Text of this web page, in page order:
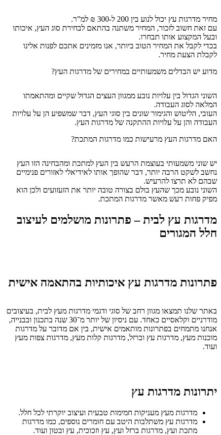
מחיר מדרגות עץ יכול לנוע בין 200 ל-300 ₪ למ”ר.
עם זאת חשוב לזכור, המחיר משתנה בהתאם לבחירת סוג העץ, איכותו
ובעל המקצוע אותו תבחרו.
בכדי לקבל את המחיר הטוב ביותר, אנו מזמינים אתכם לפנות אלינו
לקבלת הצעת מחיר.
מדוע יש הבדלים משמעותיים במחירים של מדרגות העץ?
השוני הגדול בין עלויות נובע ממגוון העצים הגדול שקיים ומהתאמתו
המלאה לסוג העבודה.
העובי, הליטוש והגימור שונים בין סוגי העץ, דבר שמשפיע הן על עלויות
העבודה והן על עלויות ההתקנה של מדרגות העץ.
האם מדרגות העץ מרעישות כמו מדרגות המתכת?
יש שוני משמעותי בעוצמת הרעש בין העץ למתכת ומהבחינה הזו העץ
נחשב לשקט הרבה יותר, דבר שהופך אותו לאידיאלי לאזורים פנימיים
שבהם לא תרצו להרעיש.
השוני נובע מכך שהעץ בולם בצורה טובה יותר את הזעזועים ולכן הוא
מפיק פחות רעש מאשר מדרגות המתכת.
מדרגות עץ לבית – פתרונות מושלמים לעיצוב
חלל המגורים
פתרונות מדרגות עץ איכותיות בהתאמה אישית
באתר שלנו תמצאו מגוון רחב של סוגי ודגמי מדרגות מעץ לבית, בעיצובים
מודרניים וקלאסיים כאחד. עם ניסיון של יותר מ־30 שנה בתכנון ובבנייה,
אנחנו מתמחים בפתרונות מותאמים אישית, בין אם מדובר על מדרגות
מוכנות מעץ, מדרגות עץ וברזל, מדרגות קלות מעץ, מדרגות צפות מעץ
ועוד.
יתרונות מדרגות עץ
מדרגות מעץ מעניקות חמימות טבעית ועיצוב יוקרתי לכל חלל.
מדרגות עץ משתלבות היטב עם חומרים נוספים, כמו מדרגות
מתכת ועץ, מדרגות ברזל ועץ, עץ וזכוכית, עץ ובטון ועוד.